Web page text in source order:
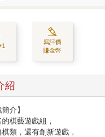
寫評價
賺金幣
紹
簡介】
棋藝遊戲組，
類，還有創新遊戲，